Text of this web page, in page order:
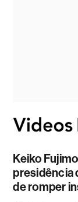
Keiko
presidência
de romper